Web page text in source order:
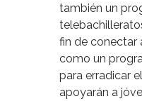
también un
fin de conectar
como un
para erradicar
apoyarán a